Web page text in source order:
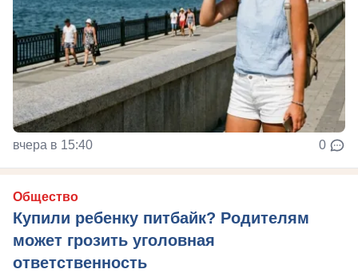
вчера в 15:40 0
Общество
Купили ребенку питбайк? Родителям
может грозить уголовная
ответственность